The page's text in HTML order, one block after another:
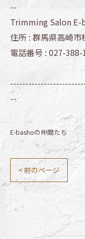
--
Trimming Salon E-
住所 : 群馬県高崎市
電話番号 : 027-388-
--
E-bashoの仲間たち
< 前のページ